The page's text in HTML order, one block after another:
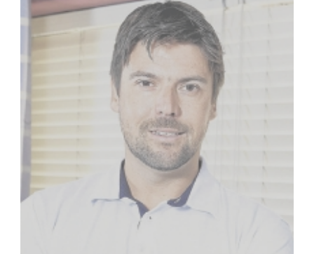
Fale Conosco
NOSSAS ASSOCIADAS
SEJA UM ASSOCIADO